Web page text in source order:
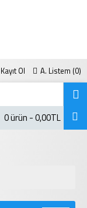
0 ürün - 0,00TL
Kayıt Ol A. Listem (0)